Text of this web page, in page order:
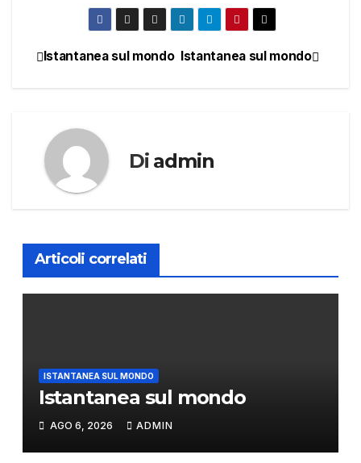
NavigazioneIstantanea sul mondo
Istantanea sul mondo
Di admin
Articoli correlati
ISTANTANEA SUL MONDO
Istantanea sul mondo
AGO 6, 2026 ADMIN